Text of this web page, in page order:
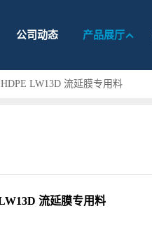
公司动态 产品展厅
LW13D 流延膜专用料
流延膜专用料